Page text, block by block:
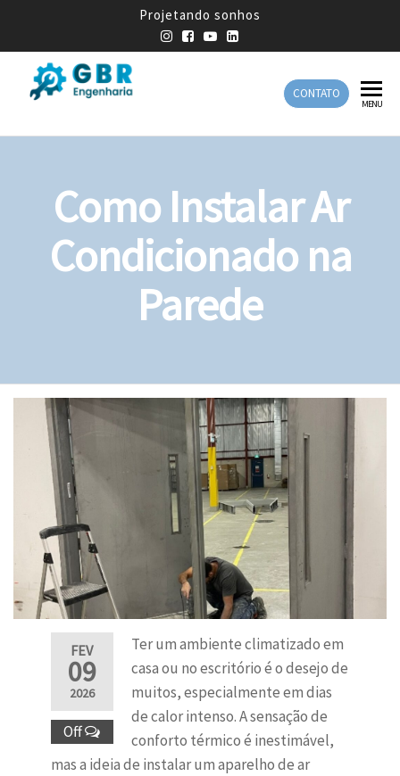
Projetando sonhos
Engenharia
Engenharia
CONTATO
MENU
Como Instalar Ar
Condicionado na
Parede
FEV
09
2026
Off
Ter um ambiente climatizado em
casa ou no escritório é o desejo de
muitos, especialmente em dias
de calor intenso. A sensação de
conforto térmico é inestimável,
mas a ideia de instalar um aparelho de ar